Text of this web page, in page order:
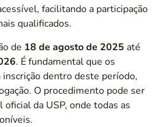
facilitando a participação
qualificados.
de 18 de agosto de 2025 até
. É fundamental que os
dentro deste período,
O procedimento pode ser
da USP, onde todas as